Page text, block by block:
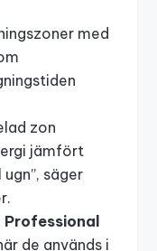
med
zon
jämfört
säger
de används i